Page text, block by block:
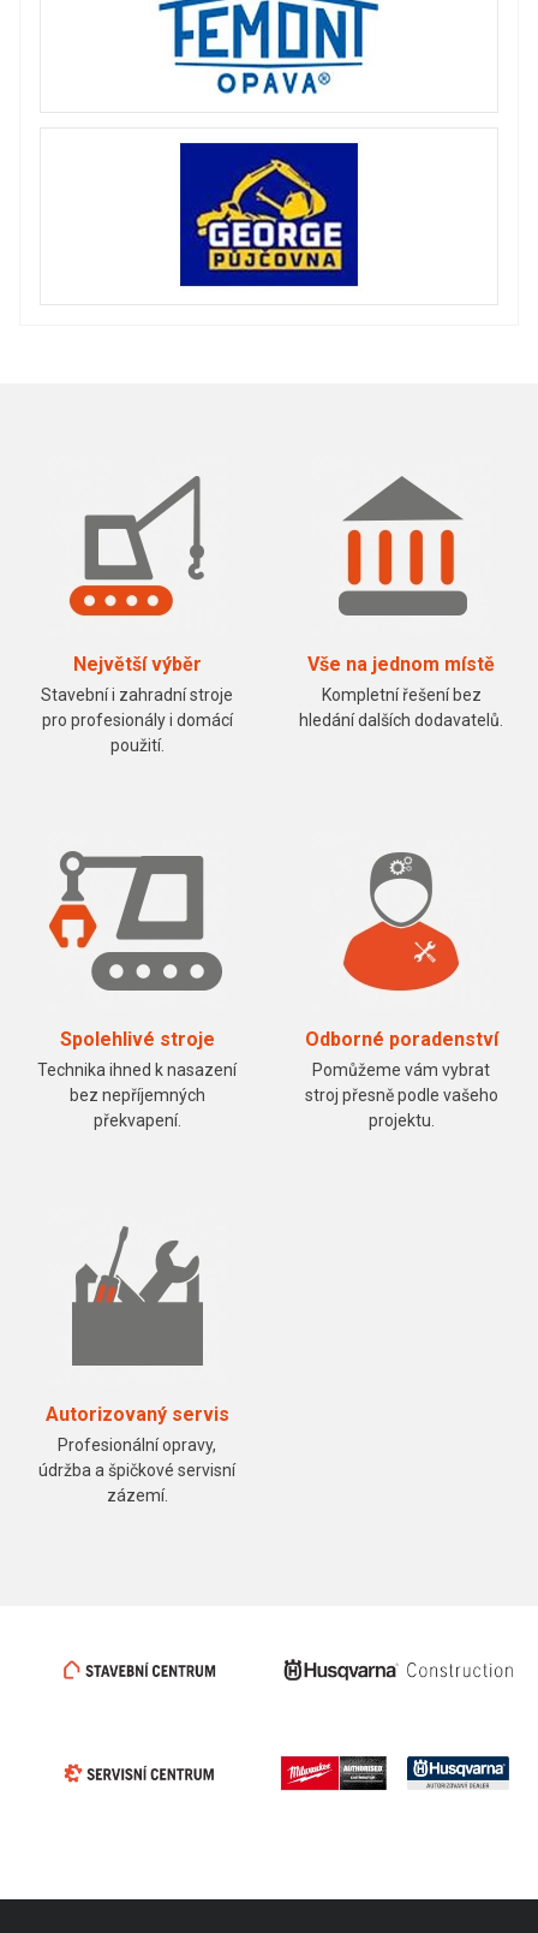
Největší výběr
Stavební i zahradní stroje
pro profesionály i domácí
použití.
Vše na jednom místě
Kompletní řešení bez
hledání dalších dodavatelů.
Spolehlivé stroje
Technika ihned k nasazení
bez nepříjemných
překvapení.
Odborné poradenství
Pomůžeme vám vybrat
stroj přesně podle vašeho
projektu.
Autorizovaný servis
Profesionální opravy,
údržba a špičkové servisní
zázemí.